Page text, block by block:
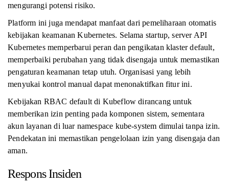
mengurangi potensi risiko.
Platform ini juga mendapat manfaat dari pemeliharaan otomatis
kebijakan keamanan Kubernetes. Selama startup, server API
Kubernetes memperbarui peran dan pengikatan klaster default,
memperbaiki perubahan yang tidak disengaja untuk memastikan
pengaturan keamanan tetap utuh. Organisasi yang lebih
menyukai kontrol manual dapat menonaktifkan fitur ini.
Kebijakan RBAC default di Kubeflow dirancang untuk
memberikan izin penting pada komponen sistem, sementara
akun layanan di luar namespace kube-system dimulai tanpa izin.
Pendekatan ini memastikan pengelolaan izin yang disengaja dan
aman.
Respons Insiden